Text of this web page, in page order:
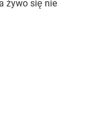
żywo się nie